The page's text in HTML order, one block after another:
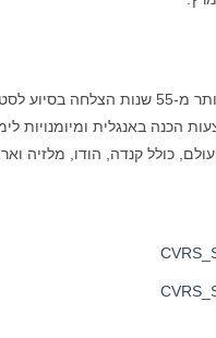
כולל קנדה, הודו, מלזיה